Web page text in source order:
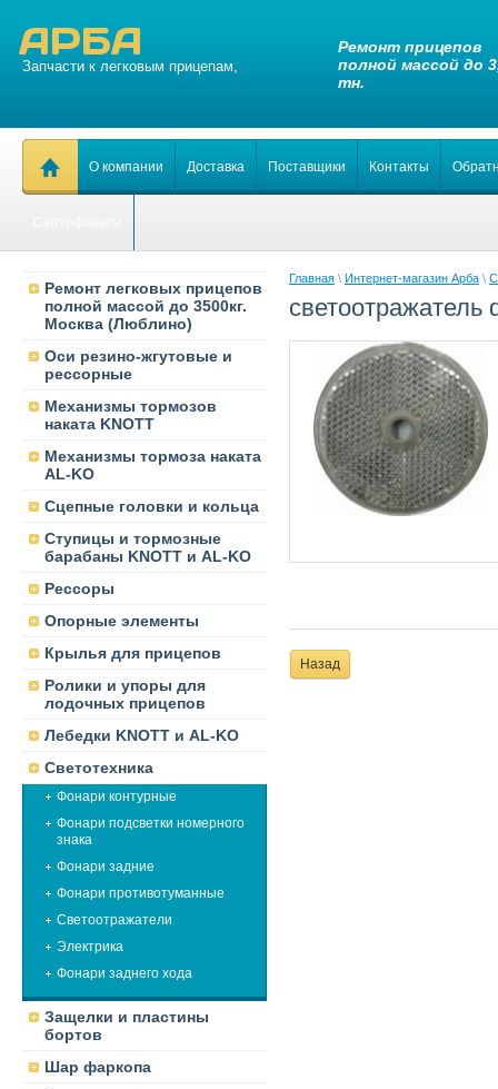
АРБА
Запчасти к легковым прицепам,
Ремонт прицепов
полной массой до
тн.
О компании Доставка Поставщики Контакты
Ремонт легковых прицепов
полной массой до 3500кг.
Москва (Люблино)
Оси резино-жгутовые и
рессорные
Механизмы тормозов
наката KNOTT
Механизмы тормоза наката
AL-KO
Сцепные головки и кольца
Ступицы и тормозные
барабаны KNOTT и AL-KO
Рессоры
Опорные элементы
Крылья для прицепов
Ролики и упоры для
лодочных прицепов
Лебедки KNOTT и AL-KO
Светотехника
Фонари контурные
Фонари подсветки номерного
знака
Фонари задние
Фонари противотуманные
Светоотражатели
Электрика
Фонари заднего хода
Защелки и пластины
бортов
Шар фаркопа
Главная \ Интернет-магазин Арба \
Назад